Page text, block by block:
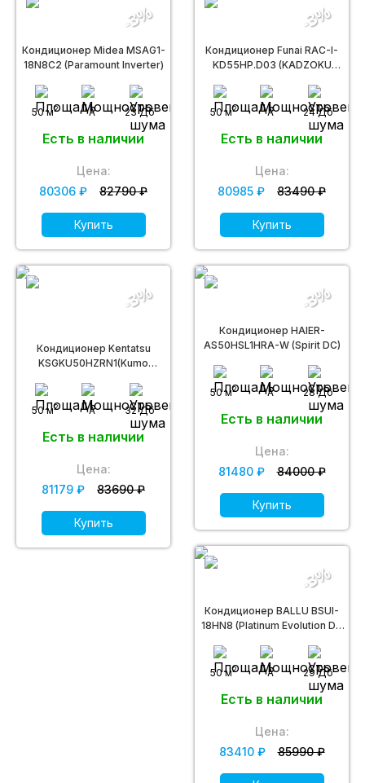
Кондиционер Midea MSAG1-
18N8C2 (Paramount Inverter)
50 м2 A 23 Дб
Есть в наличии
-3%
Цена:
80306 ₽
82790 ₽
Купить
Кондиционер Funai RAC-I-
KD55HP.D03 (KADZOKU
50 м2 A 24 Дб
Есть в наличии
-3%
Цена:
80985 ₽
83490 ₽
Купить
Кондиционер Kentatsu
KSGKU50HZRN1(Kumo
50 м2 A 32 Дб
Есть в наличии
-3%
Цена:
81179 ₽
83690 ₽
Купить
Кондиционер HAIER-
AS50HSL1HRA-W (Spirit DC)
50 м2 A 28 Дб
Есть в наличии
-3%
Цена:
81480 ₽
84000 ₽
Купить
Кондиционер BALLU BSUI-
18HN8 (Platinum Evolution DC
50 м2 A 29 Дб
Есть в наличии
-3%
Цена:
83410 ₽
85990 ₽